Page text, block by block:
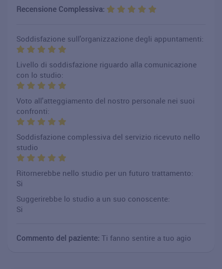
Recensione Complessiva:
Soddisfazione sull'organizzazione degli appuntamenti:
Livello di soddisfazione riguardo alla comunicazione
con lo studio:
Voto all'atteggiamento del nostro personale nei suoi
confronti:
Soddisfazione complessiva del servizio ricevuto nello
studio
Ritornerebbe nello studio per un futuro trattamento:
Si
Suggerirebbe lo studio a un suo conoscente:
Si
Commento del paziente: Ti fanno sentire a tuo agio